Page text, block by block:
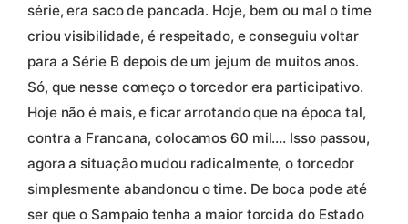
série, era saco de pancada. Hoje, bem ou mal o time
criou visibilidade, é respeitado, e conseguiu voltar
para a Série B depois de um jejum de muitos anos.
Só, que nesse começo o torcedor era participativo.
Hoje não é mais, e ficar arrotando que na época tal,
contra a Francana, colocamos 60 mil…. Isso passou,
agora a situação mudou radicalmente, o torcedor
simplesmente abandonou o time. De boca pode até
ser que o Sampaio tenha a maior torcida do Estado